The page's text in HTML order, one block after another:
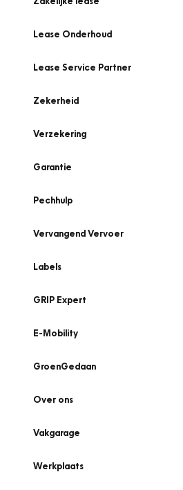
Lease Onderhoud
Lease Service Partner
Zekerheid
Verzekering
Garantie
Pechhulp
Vervangend Vervoer
Labels
GRIP Expert
E-Mobility
GroenGedaan
Over ons
Vakgarage
Werkplaats